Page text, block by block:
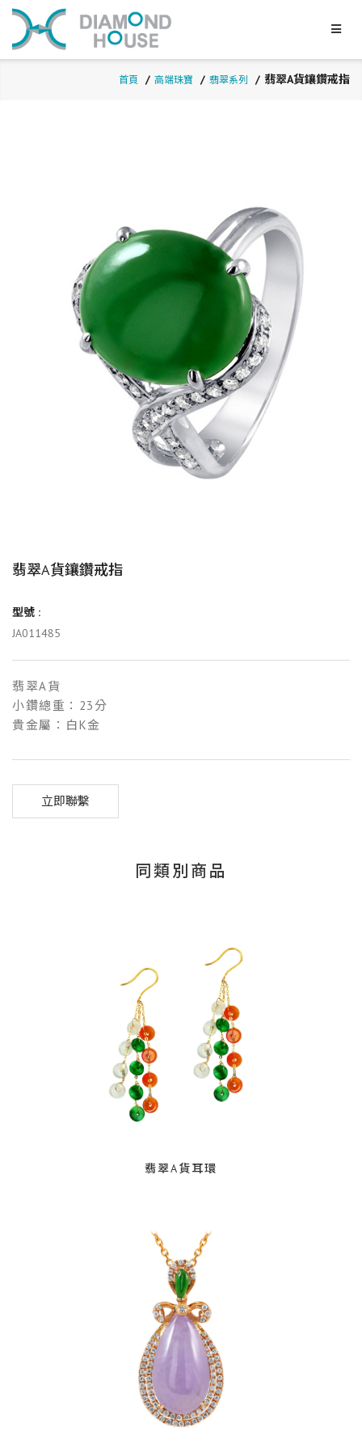
首頁 高端珠寶 翡翠系列 翡翠A貨鑲鑽戒指
翡翠A貨鑲鑽戒指
型號 :
JA011485
翡翠A貨
小鑽總重：23分
貴金屬：白K金
立即聯繫
同類別商品
翡翠A貨耳環